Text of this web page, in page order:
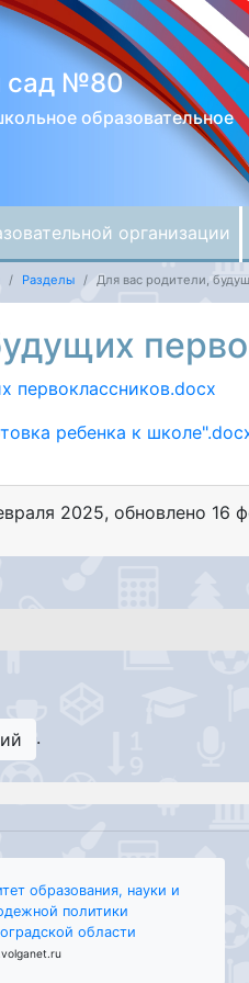
сад №80
образовательное
организации
Разделы Для вас родители,
первоклассников.docx
ребенка к
2025, обновлено 16
.
образования, науки и
политики
области